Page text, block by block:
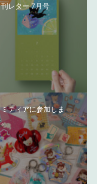
刊レター 7月号
ミティアに参加しま